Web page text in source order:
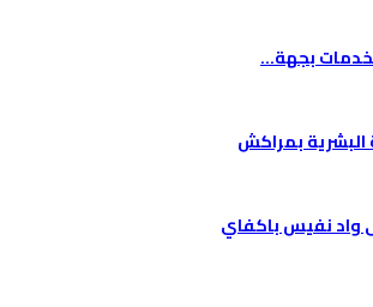
البشرية بمراكش
واد نفيس باكفاي